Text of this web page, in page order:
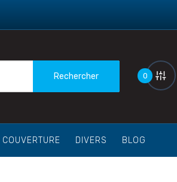
0
Rechercher
COUVERTURE DIVERS BLOG